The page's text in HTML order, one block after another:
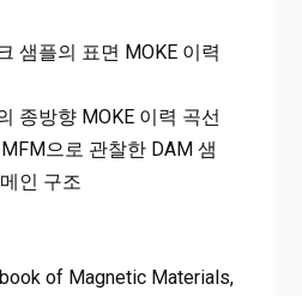
샘플의 표면 MOKE 이력
종방향 MOKE 이력 곡선
으로 관찰한 DAM 샘
인 구조
of Magnetic Materials,